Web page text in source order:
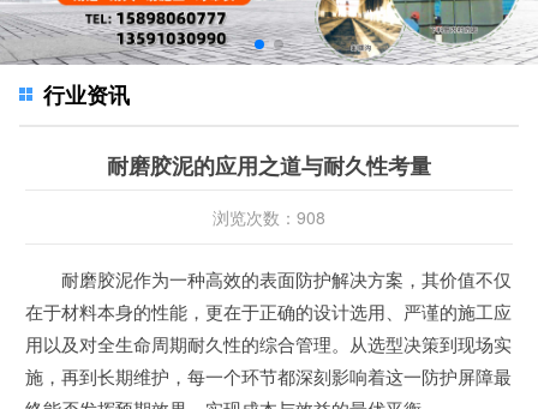
行业资讯
耐磨胶泥的应用之道与耐久性考量
浏览次数：908
耐磨胶泥作为一种高效的表面防护解决方案，其价值不仅
在于材料本身的性能，更在于正确的设计选用、严谨的施工应
用以及对全生命周期耐久性的综合管理。从选型决策到现场实
施，再到长期维护，每一个环节都深刻影响着这一防护屏障最